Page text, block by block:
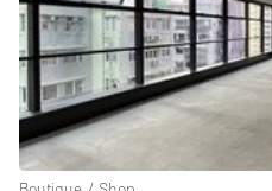
Bar
Bathroom
Car Display
Concierge